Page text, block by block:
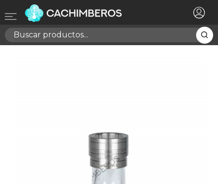
Registrarse ×
Necesitas hacer login para guardar productos en tu